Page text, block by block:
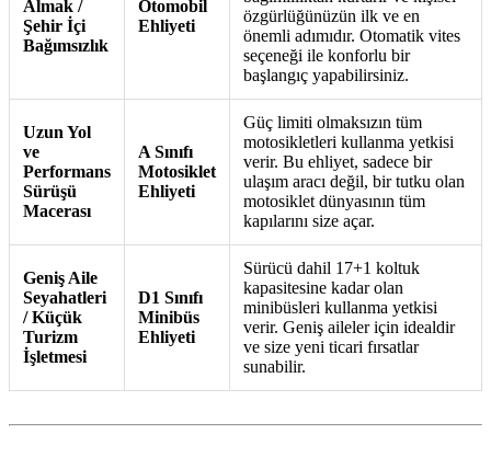
Almak /
Şehir İçi
Bağımsızlık
Otomobil
Ehliyeti
özgürlüğünüzün ilk ve en
önemli adımıdır. Otomatik vites
seçeneği ile konforlu bir
başlangıç yapabilirsiniz.
Uzun Yol
ve
Performans
Sürüşü
Macerası
A Sınıfı
Motosiklet
Ehliyeti
Güç limiti olmaksızın tüm
motosikletleri kullanma yetkisi
verir. Bu ehliyet, sadece bir
ulaşım aracı değil, bir tutku olan
motosiklet dünyasının tüm
kapılarını size açar.
Geniş Aile
Seyahatleri
/ Küçük
Turizm
İşletmesi
D1 Sınıfı
Minibüs
Ehliyeti
Sürücü dahil 17+1 koltuk
kapasitesine kadar olan
minibüsleri kullanma yetkisi
verir. Geniş aileler için idealdir
ve size yeni ticari fırsatlar
sunabilir.